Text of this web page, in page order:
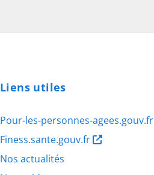
Liens utiles
Pour-les-personnes-agees.gouv.fr
Finess.sante.gouv.fr
Nos actualités